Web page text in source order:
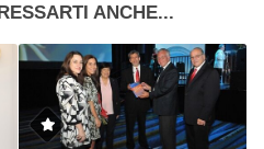
ANCHE...